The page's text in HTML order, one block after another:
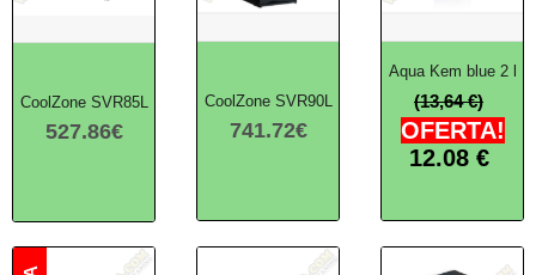
CoolZone SVR85L
527.86€
CoolZone SVR90L
741.72€
Aqua Kem blue 2 l
(13,64 €)
OFERTA!
12.08 €